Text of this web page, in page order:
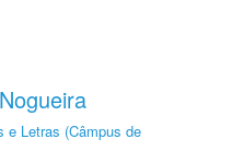
e Letras (Câmpus de